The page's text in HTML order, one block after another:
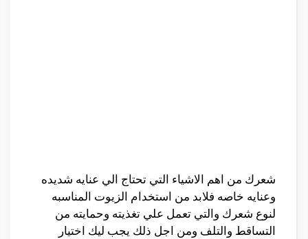
شعرك من اهم الاشياء التي تحتاج الي عنايه شديده
وعنايه خاصه فلابد من استخدام الزيوت المناسبه
لنوع شعرك والتي تعمل علي تغذيته وحمايته من
التساقط والتلف ومن اجل ذلك يجب ليك اختيار